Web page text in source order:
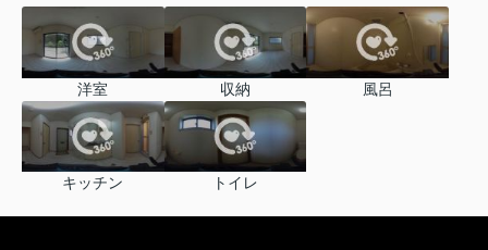
洋室 収納 風呂
キッチン トイレ